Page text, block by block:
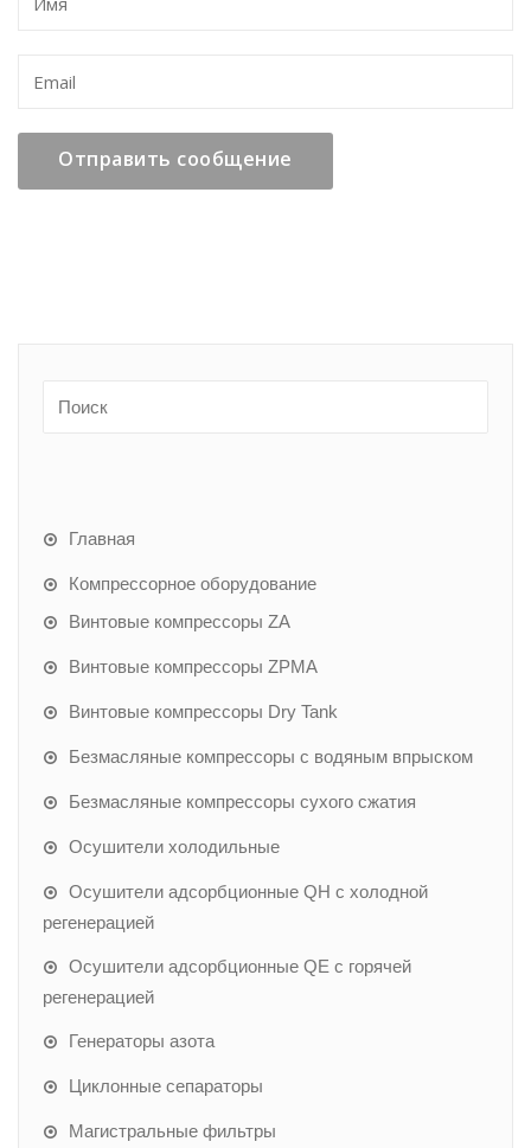
Главная
Компрессорное оборудование
Винтовые компрессоры ZA
Винтовые компрессоры ZPMA
Винтовые компрессоры Dry Tank
Безмасляные компрессоры с водяным впрыском
Безмасляные компрессоры сухого сжатия
Осушители холодильные
Осушители адсорбционные QH с холодной
регенерацией
Осушители адсорбционные QE с горячей
регенерацией
Генераторы азота
Циклонные сепараторы
Магистральные фильтры